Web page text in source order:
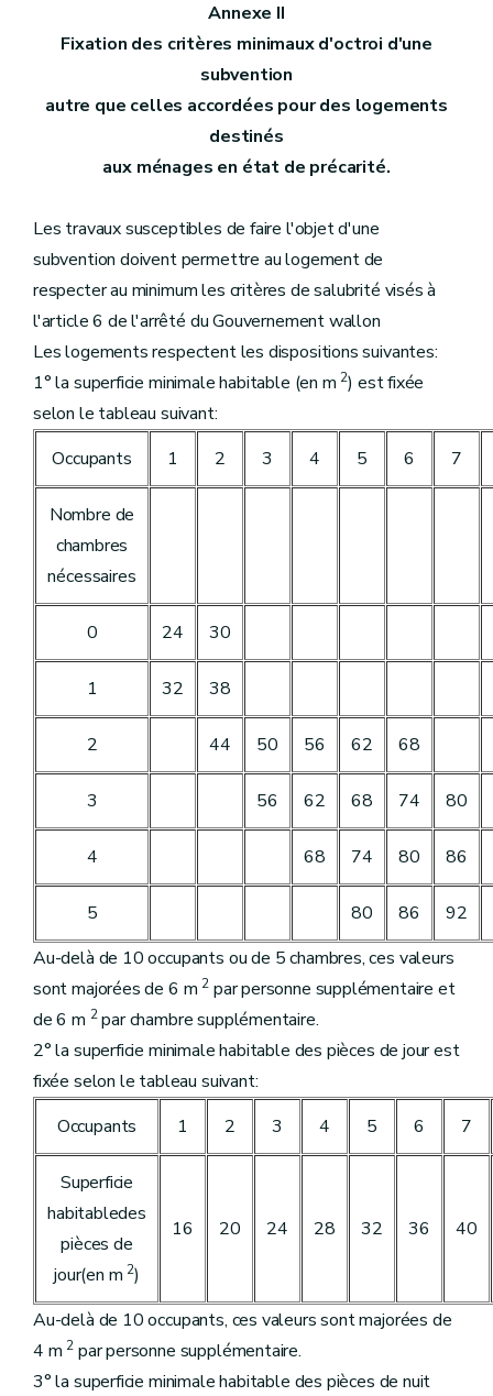
Annexe II
Fixation des critères minimaux d'octroi d'une
subvention
autre que celles accordées pour des logements
destinés
aux ménages en état de précarité.
Les travaux susceptibles de faire l'objet d'une
subvention doivent permettre au logement de
respecter au minimum les critères de salubrité visés à
l'article 6 de l'arrêté du Gouvernement wallon
Les logements respectent les dispositions suivantes:
1° la superficie minimale habitable (en m 2) est fixée
selon le tableau suivant:
Occupants
1 2 3 4 5 6 7
Nombre de
chambres
nécessaires
0 24 30
1 32 38
2 44 50 56 62 68
3 56 62 68 74 80
4 68 74 80 86
5 80 86
92
Au-delà de 10 occupants ou de 5 chambres, ces valeurs
sont majorées de 6 m 2 par personne supplémentaire et
de 6 m 2par chambre supplémentaire.
2° la superficie minimale habitable des pièces de jour est
fixée selon le tableau suivant:
Occupants
1 2 3 4 5 6 7
Superficie
habitabledes
pièces de
jour(en m 2)
16 20 24 28 32 36 40
Au-delà de 10 occupants, ces valeurs sont majorées de
4 m 2 par personne supplémentaire.
3° la superficie minimale habitable des pièces de nuit